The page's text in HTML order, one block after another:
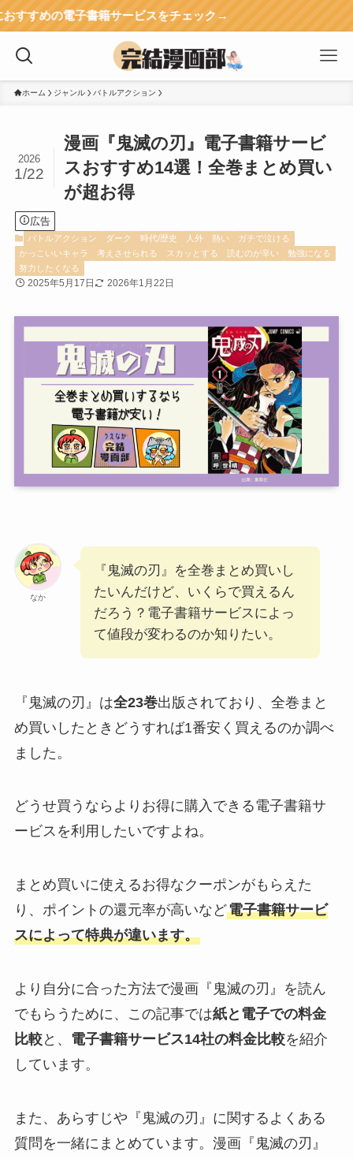
子書籍サービスをチェック→
ホーム ジャンル バトルアクション
漫画『鬼滅の刃』電子書籍サービ
スおすすめ14選！全巻まとめ買い
が超お得
2026
1/22
広告
バトルアクション ダーク 時代/歴史 人外 熱い
ガチで泣ける
かっこいいキャラ
考えさせられる スカッとする 読むのが辛い
勉強になる
努力したくなる
2025年5月17日 2026年1月22日
なか
『鬼滅の刃』を全巻まとめ買いし
たいんだけど、いくらで買えるん
だろう？電子書籍サービスによっ
て値段が変わるのか知りたい。
『鬼滅の刃』は全23巻出版されており、全巻まと
め買いしたときどうすれば1番安く買えるのか調べ
ました。
どうせ買うならよりお得に購入できる電子書籍サ
ービスを利用したいですよね。
まとめ買いに使えるお得なクーポンがもらえた
り、ポイントの還元率が高いなど電子書籍サービ
スによって特典が違います。
より自分に合った方法で漫画『鬼滅の刃』を読ん
でもらうために、この記事では紙と電子での料金
比較と、 電子書籍サービス14社の料金比較を紹介
しています。
また、あらすじや『鬼滅の刃』に関するよくある
質問を一緒にまとめています。漫画『鬼滅の刃』